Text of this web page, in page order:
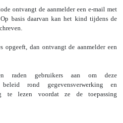
ontvangt de aanmelder een e-mail met
basis daarvan kan het kind tijdens de
opgeeft, dan ontvangt de aanmelder een
raden gebruikers aan om deze
rond gegevensverwerking en
te lezen voordat ze de toepassing